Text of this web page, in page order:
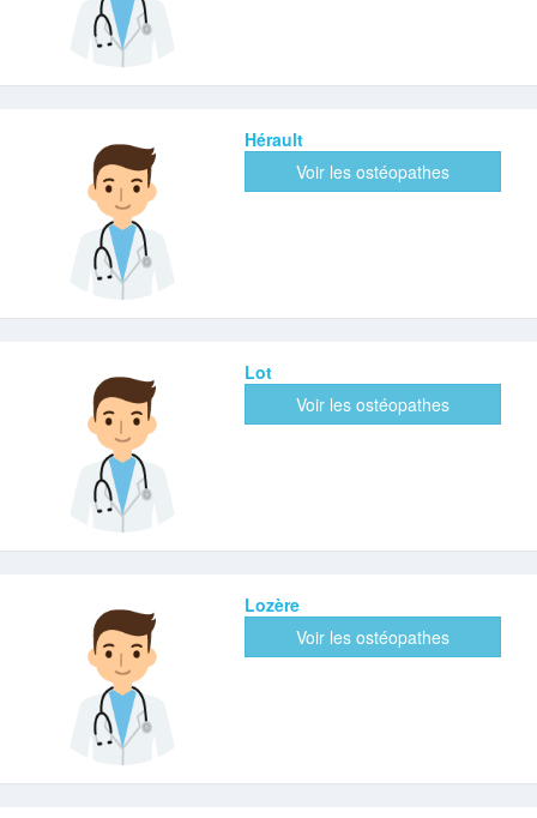
Hérault
Voir les ostéopathes
Lot
Voir les ostéopathes
Lozère
Voir les ostéopathes